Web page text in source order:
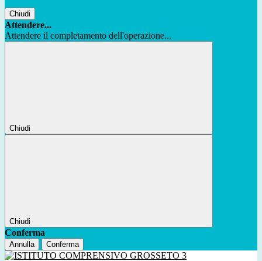
Chiudi
Attendere...
Attendere il completamento dell'operazione...
Chiudi
Chiudi
Conferma
Annulla Conferma